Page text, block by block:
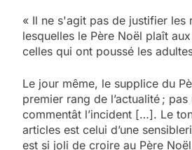
« Il ne s'agit pas de justifier les
lesquelles le Père Noël plaît
celles qui ont poussé les
Le jour même, le supplice du
premier rang de l’actualité ;
commentât l’incident […]. Le
articles est celui d’une
est si joli de croire au Père